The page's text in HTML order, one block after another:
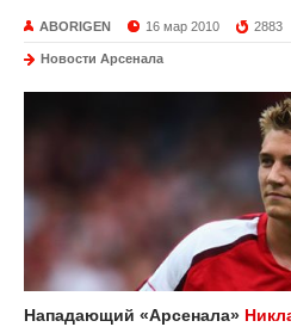
ABORIGEN 16 мар 2010 2883
Новости Арсенала
Нападающий «Арсенала»